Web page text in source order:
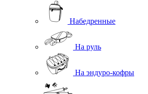
Набедренные
На руль
На эндуро-кофры